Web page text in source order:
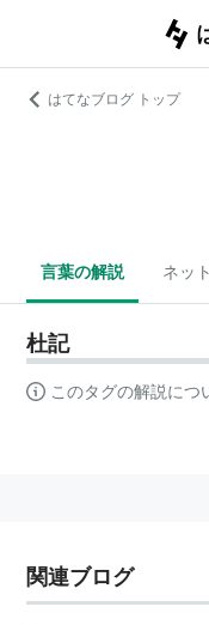
はてなブログ トップ
言葉の解説 ネッ
杜記
このタグの解説につ
関連ブログ